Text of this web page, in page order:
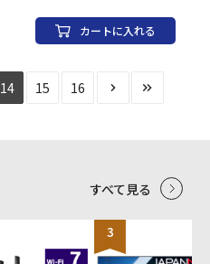
カートに入れる
14 15 16
すべて見る
3